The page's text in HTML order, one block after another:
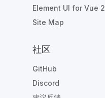
Element UI for Vue 2
Site Map
社区
GitHub
Discord